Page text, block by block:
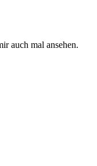
auch mal ansehen.